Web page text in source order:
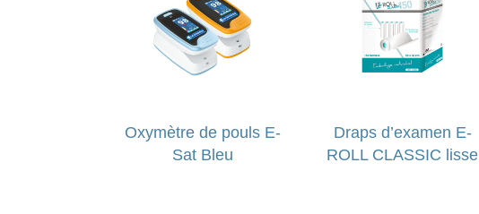
Oxymètre de pouls E-
Sat Bleu
Draps d’examen E-
ROLL CLASSIC lisse